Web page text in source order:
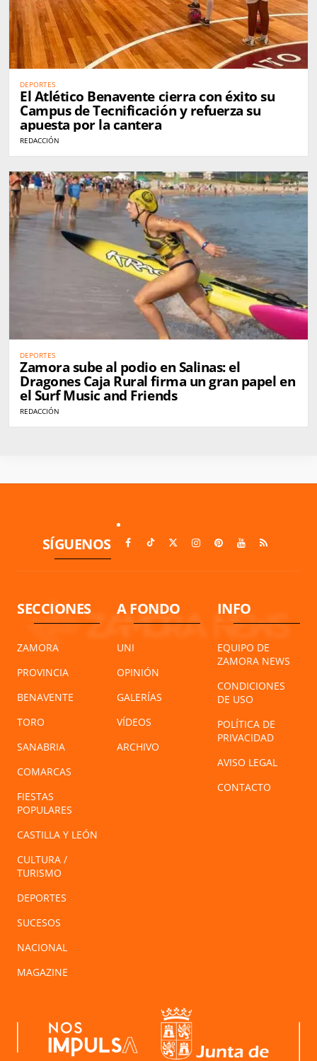
DEPORTES
El Atlético Benavente cierra con éxito su
Campus de Tecnificación y refuerza su
apuesta por la cantera
REDACCIÓN
DEPORTES
Zamora sube al podio en Salinas: el
Dragones Caja Rural firma un gran papel en
el Surf Music and Friends
REDACCIÓN
SÍGUENOS
SECCIONES
ZAMORA
PROVINCIA
BENAVENTE
TORO
SANABRIA
COMARCAS
FIESTAS
POPULARES
CASTILLA Y LEÓN
CULTURA /
TURISMO
DEPORTES
SUCESOS
NACIONAL
MAGAZINE
A FONDO
UNI
OPINIÓN
GALERÍAS
VÍDEOS
ARCHIVO
INFO
EQUIPO DE
ZAMORA NEWS
CONDICIONES
DE USO
POLÍTICA DE
PRIVACIDAD
AVISO LEGAL
CONTACTO